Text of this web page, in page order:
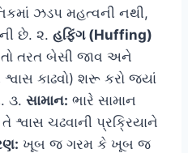
ઝડપ મહત્વની નથી,
છે. ૨. હફિંગ (Huffing)
તો તરત બેસી જાવ અને
શ્વાસ કાઢવો) શરૂ કરો જ્યાં
૩. સામાન: ભારે સામાન
ચઢવાની પ્રક્રિયાને
ખૂબ જ ગરમ કે ખૂબ જ